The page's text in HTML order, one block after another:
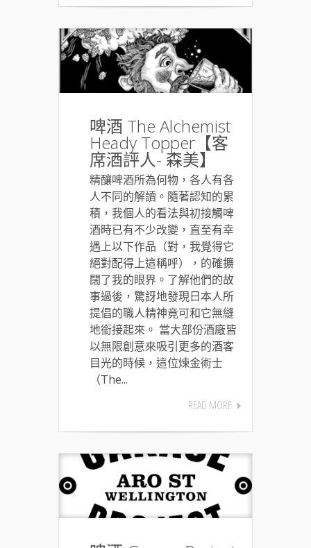
啤酒 The Alchemist
Heady Topper【客
席酒評人- 森美】
精釀啤酒所為何物，各人有各
人不同的解讀。隨著認知的累
積，我個人的看法與初接觸啤
酒時已有不少改變，直至有幸
遇上以下作品（對，我覺得它
絕對配得上這稱呼），的確擴
闊了我的眼界。了解他們的故
事過後，驚訝地發現日本人所
提倡的職人精神竟可和它無縫
地銜接起來。 當大部份酒廠皆
以無限創意來吸引更多的酒客
目光的時候，這位煉金術士
（The...
READ MORE